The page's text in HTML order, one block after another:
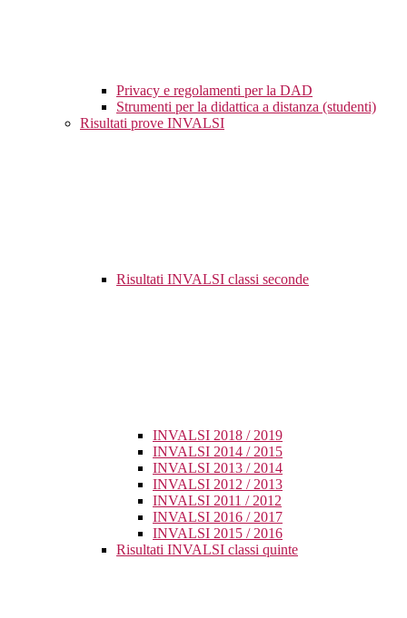
Privacy e regolamenti per la DAD
Strumenti per la didattica a distanza (studenti)
Risultati prove INVALSI
Risultati INVALSI classi seconde
INVALSI 2018 / 2019
INVALSI 2014 / 2015
INVALSI 2013 / 2014
INVALSI 2012 / 2013
INVALSI 2011 / 2012
INVALSI 2016 / 2017
INVALSI 2015 / 2016
Risultati INVALSI classi quinte